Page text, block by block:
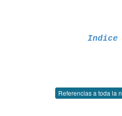
Indice
Referencias a toda la